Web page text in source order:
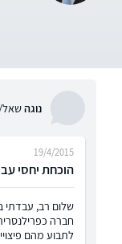
נוגה
הוכחת יחסי
19/4/2015
שלום רב, עבדתי
חברה
לתבוע מהם